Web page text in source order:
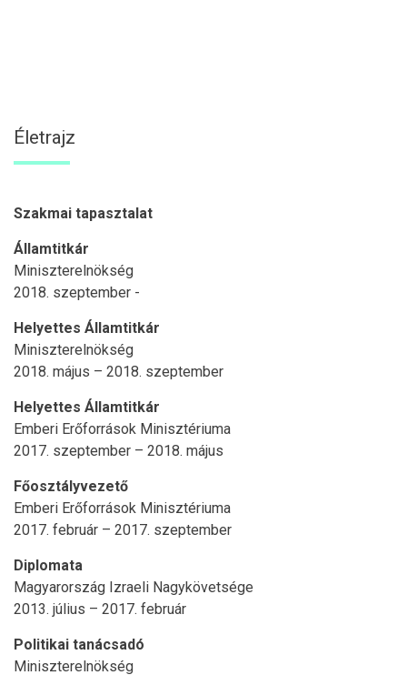
Életrajz
Szakmai tapasztalat
Államtitkár
Miniszterelnökség
2018. szeptember -
Helyettes Államtitkár
Miniszterelnökség
2018. május – 2018. szeptember
Helyettes Államtitkár
Emberi Erőforrások Minisztériuma
2017. szeptember – 2018. május
Főosztályvezető
Emberi Erőforrások Minisztériuma
2017. február – 2017. szeptember
Diplomata
Magyarország Izraeli Nagykövetsége
2013. július – 2017. február
Politikai tanácsadó
Miniszterelnökség